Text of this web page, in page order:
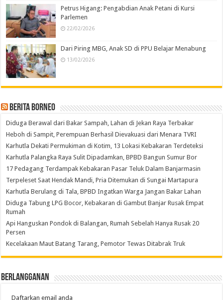
Petrus Higang: Pengabdian Anak Petani di Kursi
Parlemen
22/02/2026
Dari Piring MBG, Anak SD di PPU Belajar Menabung
13/02/2026
Berita Borneo
Diduga Berawal dari Bakar Sampah, Lahan di Jekan Raya Terbakar
Heboh di Sampit, Perempuan Berhasil Dievakuasi dari Menara TVRI
Karhutla Dekati Permukiman di Kotim, 13 Lokasi Kebakaran Terdeteksi
Karhutla Palangka Raya Sulit Dipadamkan, BPBD Bangun Sumur Bor
17 Pedagang Terdampak Kebakaran Pasar Teluk Dalam Banjarmasin
Terpeleset Saat Hendak Mandi, Pria Ditemukan di Sungai Martapura
Karhutla Berulang di Tala, BPBD Ingatkan Warga Jangan Bakar Lahan
Diduga Tabung LPG Bocor, Kebakaran di Gambut Banjar Rusak Empat
Rumah
Api Hanguskan Pondok di Balangan, Rumah Sebelah Hanya Rusak 20
Persen
Kecelakaan Maut Batang Tarang, Pemotor Tewas Ditabrak Truk
Berlangganan
Daftarkan email anda